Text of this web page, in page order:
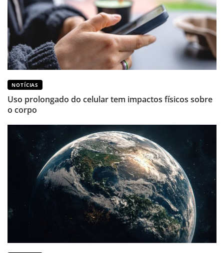
NOTÍCIAS
Uso prolongado do celular tem impactos físicos sobre
o corpo